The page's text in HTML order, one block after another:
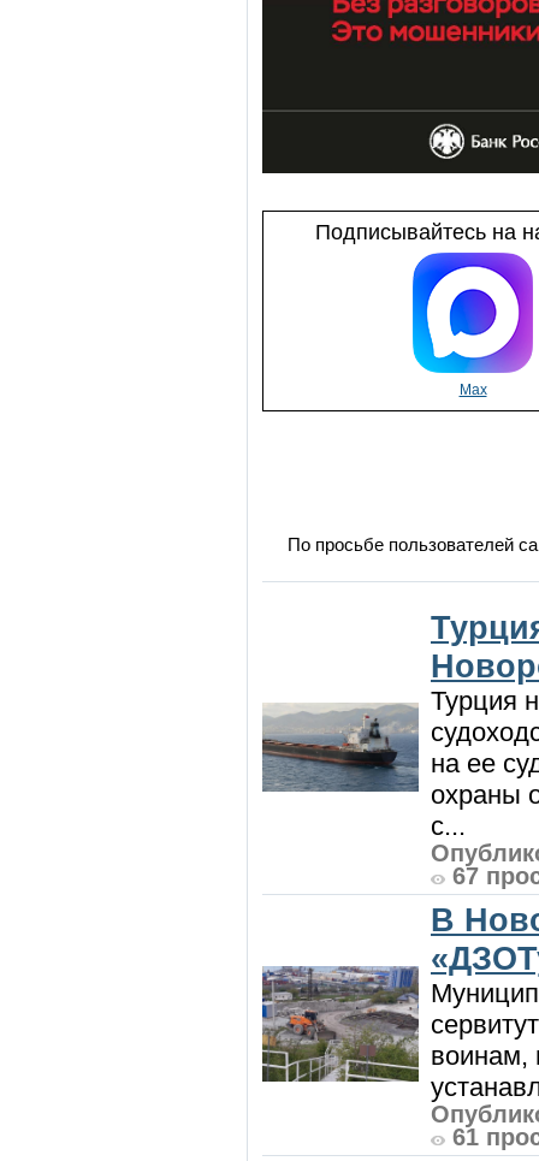
Подписывайтесь на
Max
По просьбе пользователей
Турция
на ее
охраны
с...
67
В
воинам,
61